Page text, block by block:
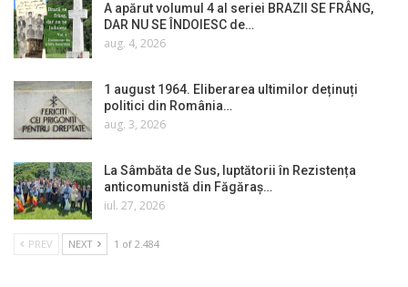
A apărut volumul 4 al seriei BRAZII SE FRÂNG,
DAR NU SE ÎNDOIESC de…
aug. 4, 2026
1 august 1964. Eliberarea ultimilor deținuți
politici din România…
aug. 3, 2026
La Sâmbăta de Sus, luptătorii în Rezistența
anticomunistă din Făgăraș…
iul. 27, 2026
PREV NEXT 1 of 2.484